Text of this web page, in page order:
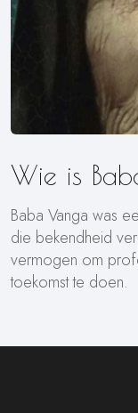
Wie is
Baba Vanga was
die bekendheid
vermogen om
toekomst te doen.